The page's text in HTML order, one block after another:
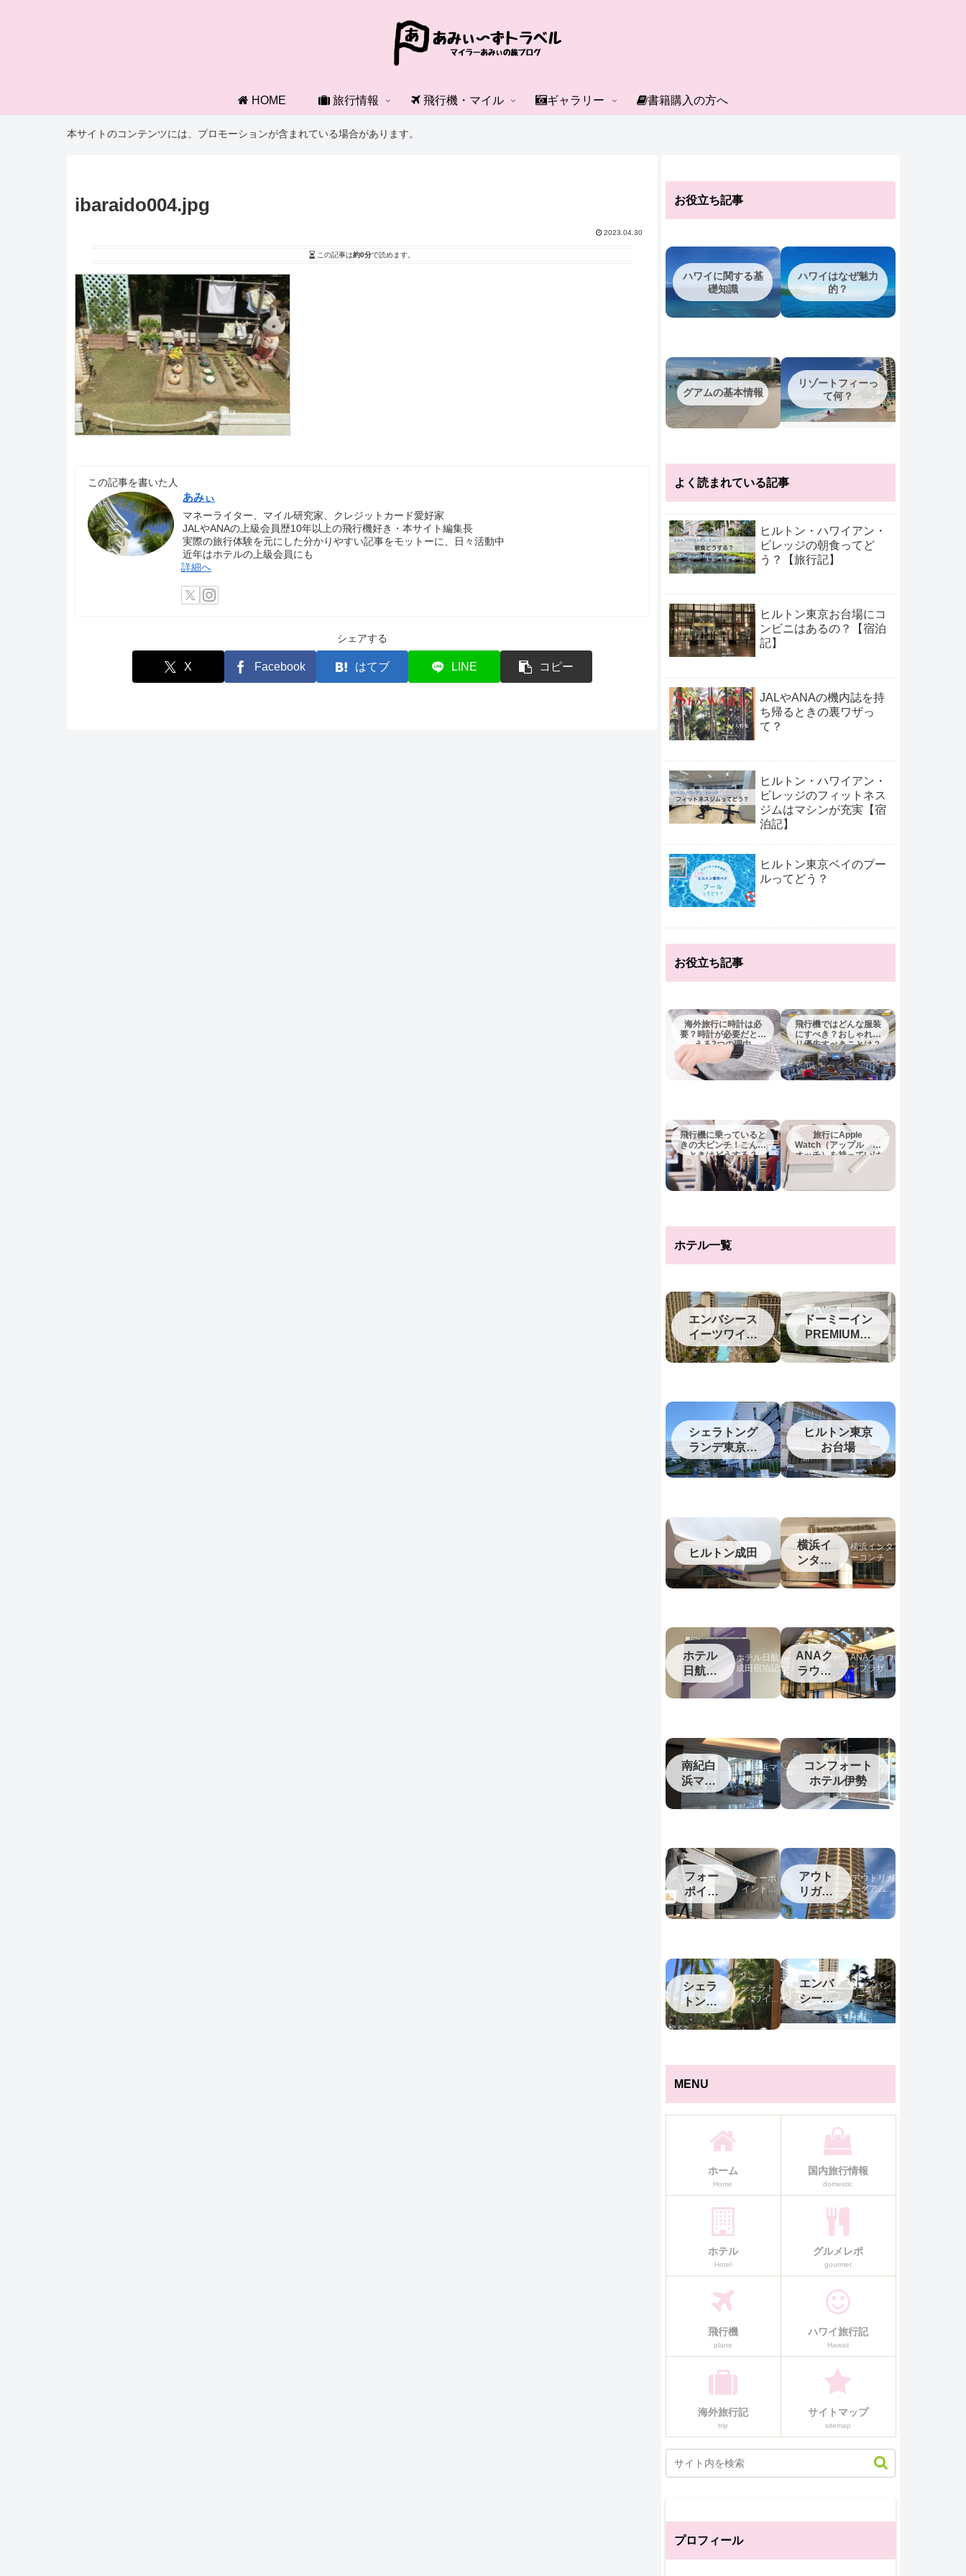
HOME 旅行情報 飛行機・マイル ギャラリー 書籍購入の方へ
本サイトのコンテンツには、プロモーションが含まれている場合があります。
ibaraido004.jpg
2023.04.30
この記事は約0分で読めます。
この記事を書いた人
あみぃ
マネーライター、マイル研究家、クレジットカード愛好家
JALやANAの上級会員歴10年以上の飛行機好き・本サイト編集長
実際の旅行体験を元にした分かりやすい記事をモットーに、日々活動中
近年はホテルの上級会員にも
詳細へ
シェアする
X Facebook はてブ LINE コピー
お役立ち記事
ハワイに関する基
礎知識
ハワイはなぜ魅力
的？
グアムの基本情報
リゾートフィーっ
て何？
よく読まれている記事
ヒルトン・ハワイアン・
ビレッジの朝食ってど
う？【旅行記】
ヒルトン東京お台場にコ
ンビニはあるの？【宿泊
記】
JALやANAの機内誌を持
ち帰るときの裏ワザっ
て？
ヒルトン・ハワイアン・
ビレッジのフィットネス
ジムはマシンが充実【宿
泊記】
ヒルトン東京ベイのプー
ルってどう？
お役立ち記事
海外旅行に時計は必
要？時計が必要だとい
える3つの理由
飛行機ではどんな服装
にすべき？おしゃれよ
り優先すべきことは？
飛行機に乗っていると
きの大ピンチ！こんな
ときはどうする？
旅行にApple
Watch（アップル ウ
オッチ）を持っていけ
ば十分？
ホテル一覧
エンバシース
イーツワイキ
キ2023
ドーミーイン
PREMIUM釧
路（旧ラビス
タ釧路川）
シェラトング
ランデ東京ベ
イ
ヒルトン東京
お台場
ヒルトン成田
横浜イ
ンター
コンチ
ネンタ
横浜インタ
ーコンチネ
ンタルホテ
ルの宿泊記
ホテル
日航成
田
ホテル日航
成田宿泊記
ANAク
ラウン
プラザ
松山
ANAクラウ
ンプラザホ
テル松山宿
泊記
南紀白
浜マリ
オット
南紀白浜マ
リオットホ
テル宿泊記
コンフォート
ホテル伊勢
フォー
ポイン
トバイ
シェラ
空港
フォーポ
イントバ
イシェラ
トン名古
屋中部国
アウト
リガー
グアム
アウトリガ
ーグアム宿
泊記
シェラ
トンワ
イキキ
シェラト
ン・ワイキ
キ宿泊記
エンバ
シース
イーツ
エンバシ
ースイー
ツワイキ
キ宿泊記
MENU
ホーム
Home
国内旅行情報
domestic
ホテル
Hotel
グルメレポ
gourmet
飛行機
plane
ハワイ旅行記
Hawaii
海外旅行記
trip
サイトマップ
sitemap
プロフィール